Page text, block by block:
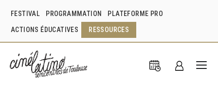
FESTIVAL PROGRAMMATION PLATEFORME PRO
ACTIONS ÉDUCATIVES RESSOURCES